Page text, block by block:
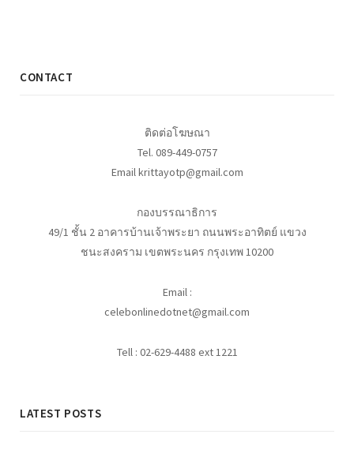
CONTACT
ติดต่อโฆษณา
Tel. 089-449-0757
Email krittayotp@gmail.com
กองบรรณาธิการ
49/1 ชั้น 2 อาคารบ้านเจ้าพระยา ถนนพระอาทิตย์ แขวง
ชนะสงคราม เขตพระนคร กรุงเทพ 10200
Email :
celebonlinedotnet@gmail.com
Tell : 02-629-4488 ext 1221
LATEST POSTS